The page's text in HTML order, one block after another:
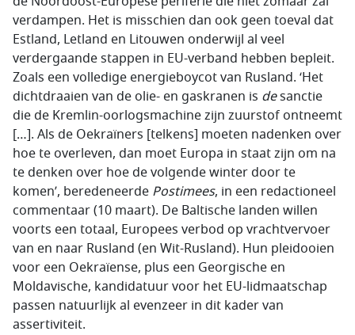
verdampen. Het is misschien dan ook geen toeval dat
Estland, Letland en Litouwen onderwijl al veel
verdergaande stappen in EU-verband hebben bepleit.
Zoals een volledige energieboycot van Rusland. ‘Het
dichtdraaien van de olie- en gaskranen is desanctie
die de Kremlin-oorlogsmachine zijn zuurstof ontneemt
[…]. Als de Oekraïners [telkens] moeten nadenken over
hoe te overleven, dan moet Europa in staat zijn om na
te denken over hoe de volgende winter door te
komen’, beredeneerde Postimees, in een redactioneel
commentaar (10 maart). De Baltische landen willen
voorts een totaal, Europees verbod op vrachtvervoer
van en naar Rusland (en Wit-Rusland). Hun pleidooien
voor een Oekraïense, plus een Georgische en
Moldavische, kandidatuur voor het EU-lidmaatschap
passen natuurlijk al evenzeer in dit kader van
assertiviteit.